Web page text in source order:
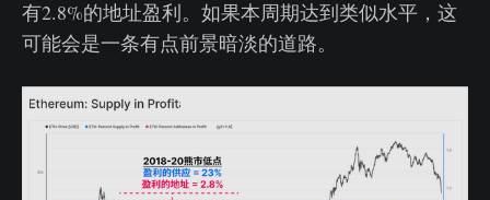
有2.8%的地址盈利。如果本周期达到类似水平，这
可能会是一条有点前景暗淡的道路。